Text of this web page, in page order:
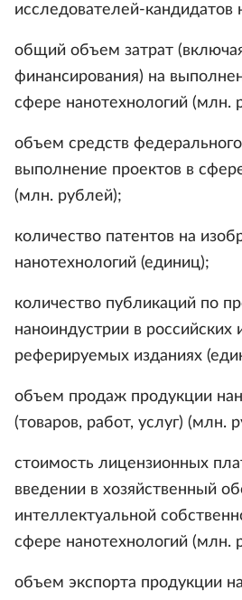
исследователей-кандидатов
общий объем затрат
финансирования) на
сфере нанотехнологий (млн.
объем средств
выполнение проектов в
(млн. рублей);
количество патентов на
нанотехнологий (единиц);
количество публикаций по
наноиндустрии в российских
реферируемых изданиях
объем продаж продукции
(товаров, работ, услуг) (млн.
стоимость лицензионных
введении в хозяйственный
интеллектуальной
сфере нанотехнологий (млн.
объем экспорта продукции